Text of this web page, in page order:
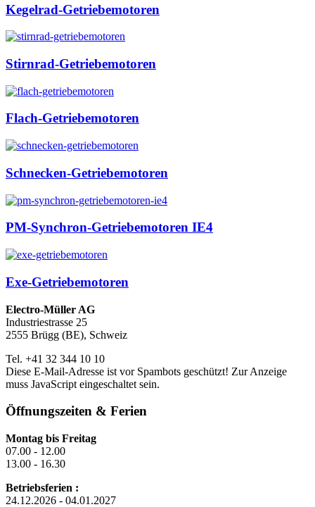
Kegelrad-Getriebemotoren
Stirnrad-Getriebemotoren
Flach-Getriebemotoren
Schnecken-Getriebemotoren
PM-Synchron-Getriebemotoren IE4
Exe-Getriebemotoren
Electro-Müller AG
Industriestrasse 25
2555 Brügg (BE), Schweiz
Tel. +41 32 344 10 10
Diese E-Mail-Adresse ist vor Spambots geschützt! Zur Anzeige
muss JavaScript eingeschaltet sein.
Öffnungszeiten & Ferien
Montag bis Freitag
07.00 - 12.00
13.00 - 16.30
Betriebsferien :
24.12.2026 - 04.01.2027